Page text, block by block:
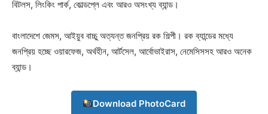
Champs21
বিটলস, লিংকিং পার্ক, কোল্ডপ্লে এবং আরও অসংখ্য ব্যান্ড।
বাংলাদেশে জেমস, আইয়ুব বাচ্চু অত্যন্ত জনপ্রিয় রক শিল্পী। রক ব্যান্ডের মধ্যে
জনপ্রিয় হচ্ছে ওয়ারফেজ, অর্থহীন, আর্টসেল, আর্বোভাইরাস, নেমেসিসসহ আরও অনেক
ব্যান্ড।
Download PhotoCard